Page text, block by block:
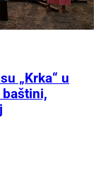
„Krka“ u